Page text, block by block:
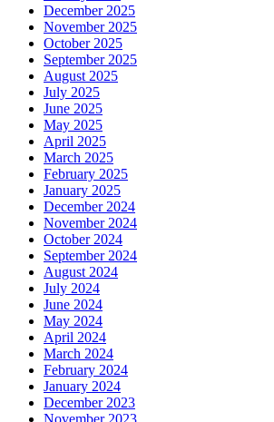
December 2025
November 2025
October 2025
September 2025
August 2025
July 2025
June 2025
May 2025
April 2025
March 2025
February 2025
January 2025
December 2024
November 2024
October 2024
September 2024
August 2024
July 2024
June 2024
May 2024
April 2024
March 2024
February 2024
January 2024
December 2023
November 2023